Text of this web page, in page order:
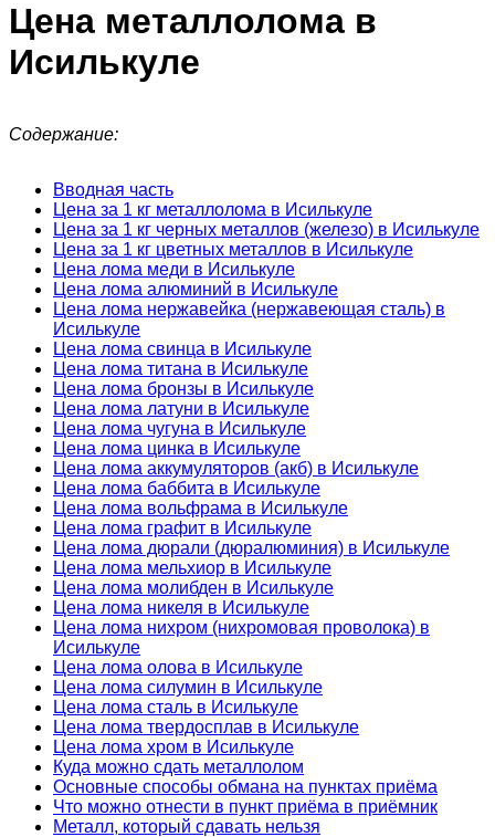
Цена металлолома в
Исилькуле
Содержание:
Вводная часть
Цена за 1 кг металлолома в Исилькуле
Цена за 1 кг черных металлов (железо) в Исилькуле
Цена за 1 кг цветных металлов в Исилькуле
Цена лома меди в Исилькуле
Цена лома алюминий в Исилькуле
Цена лома нержавейка (нержавеющая сталь) в
Исилькуле
Цена лома свинца в Исилькуле
Цена лома титана в Исилькуле
Цена лома бронзы в Исилькуле
Цена лома латуни в Исилькуле
Цена лома чугуна в Исилькуле
Цена лома цинка в Исилькуле
Цена лома аккумуляторов (акб) в Исилькуле
Цена лома баббита в Исилькуле
Цена лома вольфрама в Исилькуле
Цена лома графит в Исилькуле
Цена лома дюрали (дюралюминия) в Исилькуле
Цена лома мельхиор в Исилькуле
Цена лома молибден в Исилькуле
Цена лома никеля в Исилькуле
Цена лома нихром (нихромовая проволока) в
Исилькуле
Цена лома олова в Исилькуле
Цена лома силумин в Исилькуле
Цена лома сталь в Исилькуле
Цена лома твердосплав в Исилькуле
Цена лома хром в Исилькуле
Куда можно сдать металлолом
Основные способы обмана на пунктах приёма
Что можно отнести в пункт приёма в приёмник
Металл, который сдавать нельзя